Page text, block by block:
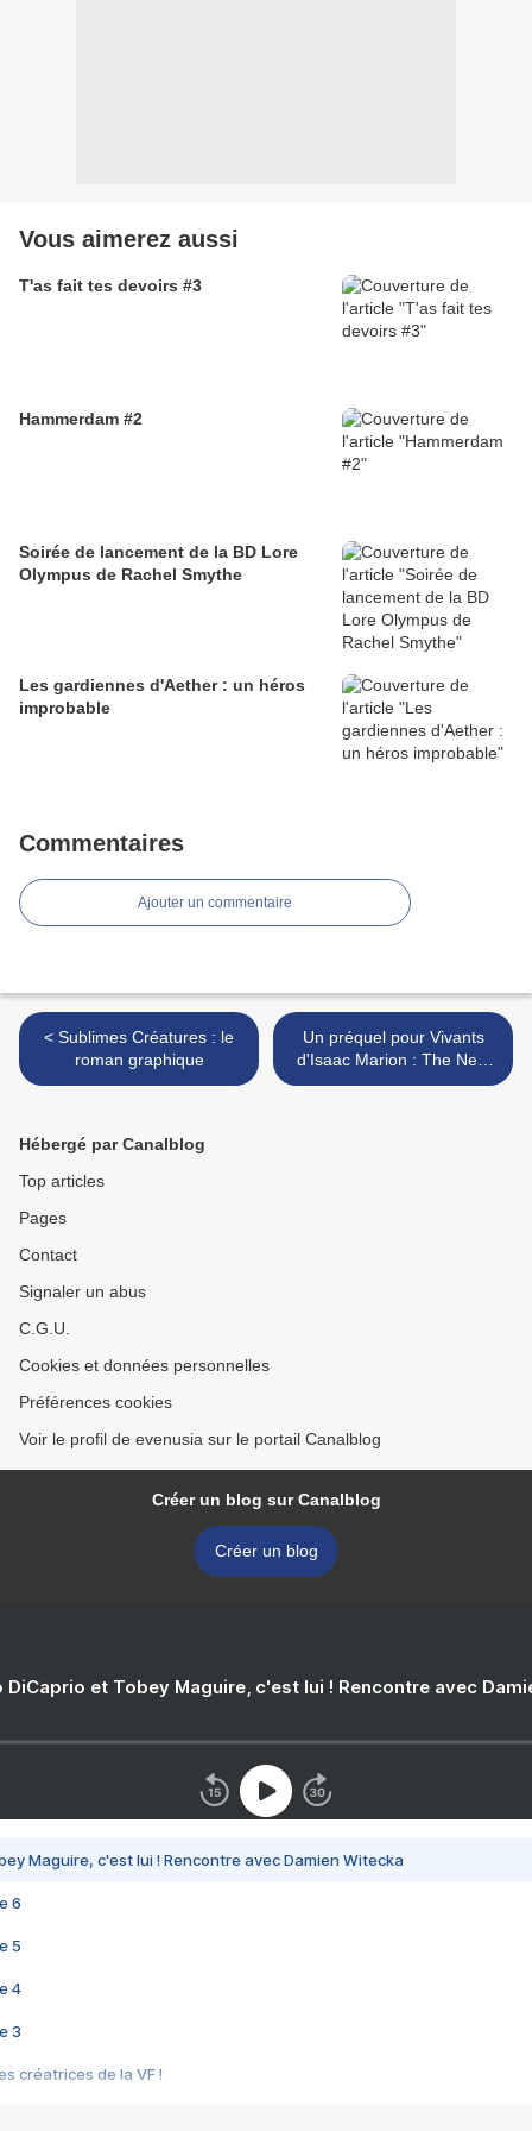
Vous aimerez aussi
T'as fait tes devoirs #3
Hammerdam #2
Soirée de lancement de la BD Lore
Olympus de Rachel Smythe
Les gardiennes d'Aether : un héros
improbable
Commentaires
Ajouter un commentaire
< Sublimes Créatures : le
roman graphique
Un préquel pour Vivants
d'Isaac Marion : The New
Hunger >
Hébergé par Canalblog
Top articles
Pages
Contact
Signaler un abus
C.G.U.
Cookies et données personnelles
Préférences cookies
Voir le profil de evenusia sur le portail Canalblog
Créer un blog sur Canalblog
Créer un blog
DiCaprio et Tobey Maguire, c'est lui ! Rencontre avec
Maguire, c'est lui ! Rencontre avec Damien Witecka
6
5
4
3
créatrices de la VF !